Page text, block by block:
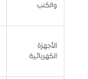
والكنب
الأجهزة
الكهربائية